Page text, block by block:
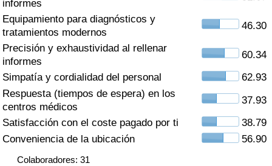
informes
Equipamiento para diagnósticos y
tratamientos modernos
46.30
Precisión y exhaustividad al rellenar
informes
60.34
Simpatía y cordialidad del personal
62.93
Respuesta (tiempos de espera) en los
centros médicos
37.93
Satisfacción con el coste pagado por ti
38.79
Conveniencia de la ubicación
56.90
Colaboradores: 31
Índice de criminalidad por país
Sanidad
Índice de Sanidad (Actual)
Índice de Sanidad
Índice de Sanidad por País
Contaminación